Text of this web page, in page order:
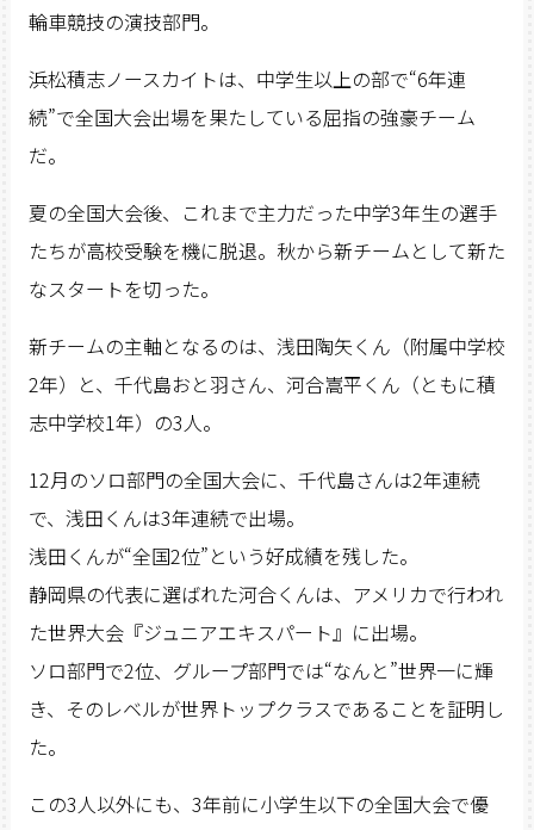
輪車競技の演技部門。
浜松積志ノースカイトは、中学生以上の部で“6年連
続”で全国大会出場を果たしている屈指の強豪チーム
だ。
夏の全国大会後、これまで主力だった中学3年生の選手
たちが高校受験を機に脱退。秋から新チームとして新た
なスタートを切った。
新チームの主軸となるのは、浅田陶矢くん（附属中学校
2年）と、千代島おと羽さん、河合嵩平くん（ともに積
志中学校1年）の3人。
12月のソロ部門の全国大会に、千代島さんは2年連続
で、浅田くんは3年連続で出場。
浅田くんが“全国2位”という好成績を残した。
静岡県の代表に選ばれた河合くんは、アメリカで行われ
た世界大会『ジュニアエキスパート』に出場。
ソロ部門で2位、グループ部門では“なんと”世界一に輝
き、そのレベルが世界トップクラスであることを証明し
た。
この3人以外にも、3年前に小学生以下の全国大会で優